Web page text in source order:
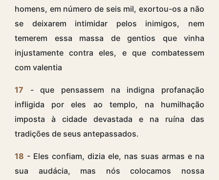
homens, em número de seis mil, exortou-os a não
se deixarem intimidar pelos inimigos, nem
temerem essa massa de gentios que vinha
injustamente contra eles, e que combatessem
com valentia
17 - que pensassem na indigna profanação
infligida por eles ao templo, na humilhação
imposta à cidade devastada e na ruína das
tradições de seus antepassados.
18 - Eles confiam, dizia ele, nas suas armas e na
sua audácia, mas nós colocamos nossa